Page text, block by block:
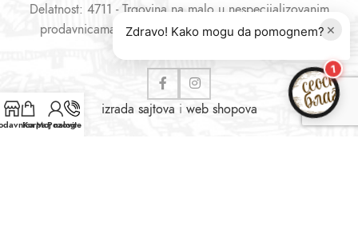
Delatnost: 4711 - Trgovina na malo u nespecijalizovanim
prodavnicama, pretežno hranom, pićima i duvanom
izrada sajtova i web shopova
KorpaMoj nalog
Pozovite nas
×
Zdravo! Kako mogu da pomognem?
1